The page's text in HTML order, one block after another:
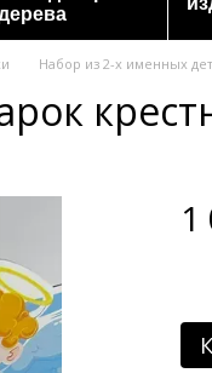
Набор из 2-х именных
1